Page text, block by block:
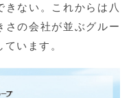
きない。これからは八
さの会社が並ぶグルー
います。